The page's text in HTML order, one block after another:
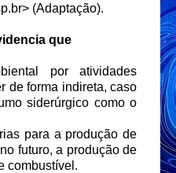
(Adaptação).
que
por atividades
de forma indireta, caso
siderúrgico como o
para a produção de
futuro, a produção de
combustível.